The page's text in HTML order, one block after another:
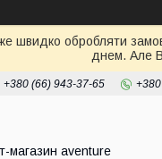
швидко обробляти
днем. Але
+380 (66) 943-37-65
магазин aventure